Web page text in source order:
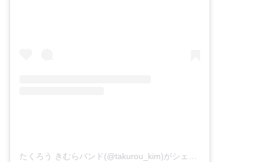
たくろう きむらバンド(@takurou_kim)がシェアした投稿